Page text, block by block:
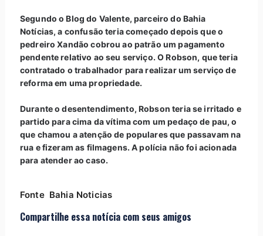
Segundo o Blog do Valente, parceiro do Bahia
Notícias, a confusão teria começado depois que o
pedreiro Xandão cobrou ao patrão um pagamento
pendente relativo ao seu serviço. O Robson, que teria
contratado o trabalhador para realizar um serviço de
reforma em uma propriedade.
Durante o desentendimento, Robson teria se irritado e
partido para cima da vítima com um pedaço de pau, o
que chamou a atenção de populares que passavam na
rua e fizeram as filmagens. A polícia não foi acionada
para atender ao caso.
Fonte Bahia Noticias
Compartilhe essa notícia com seus amigos